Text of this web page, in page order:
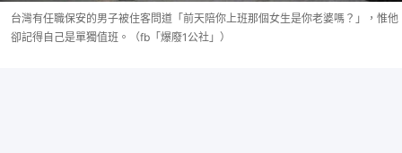
台灣有任職保安的男子被住客問道「前天陪你上班那個女生是你老婆嗎？」，惟他
卻記得自己是單獨值班。（fb「爆廢1公社」）